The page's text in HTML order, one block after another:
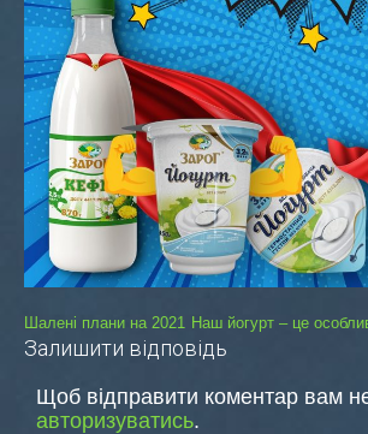
Навігація
записів
Шалені плани на 2021 Наш йогурт – це
Залишити відповідь
Щоб відправити коментар вам
авторизуватись.